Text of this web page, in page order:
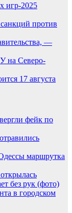
игр-2025
против
—
на Северо-
17 августа
фейк по
маршрутка
без рук (фото)
в городском